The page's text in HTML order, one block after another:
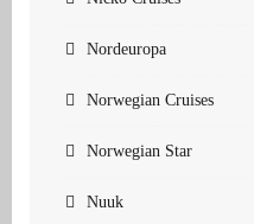
Nordeuropa
Norwegian Cruises
Norwegian Star
Nuuk